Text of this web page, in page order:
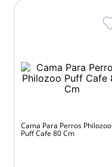
Cama Para Perros Philozoo
Puff Cafe 80 Cm